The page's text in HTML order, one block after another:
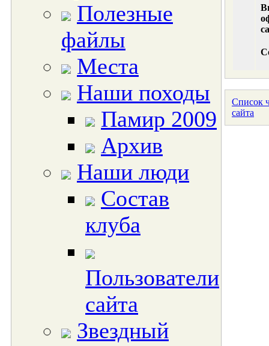
Полезные
файлы
Места
Наши походы
Памир 2009
Архив
Наши люди
Состав
клуба
Пользователи
сайта
Звездный
Список
сайта